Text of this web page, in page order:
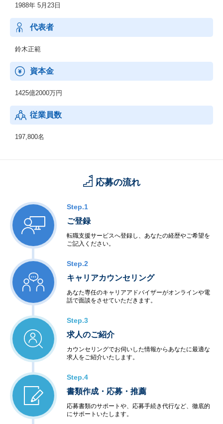
1988年 5月23日
代表者
鈴木正範
資本金
1425億2000万円
従業員数
197,800名
応募の流れ
Step.1
ご登録
転職支援サービスへ登録し、あなたの経歴やご希望を
ご記入ください。
Step.2
キャリアカウンセリング
あなた専任のキャリアアドバイザーがオンラインや電
話で面談をさせていただきます。
Step.3
求人のご紹介
カウンセリングでお伺いした情報からあなたに最適な
求人をご紹介いたします。
Step.4
書類作成・応募・推薦
応募書類のサポートや、応募手続き代行など、徹底的
にサポートいたします。